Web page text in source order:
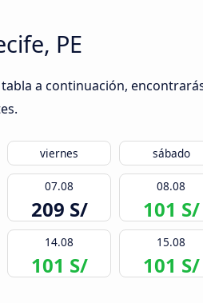
PE
tabla a continuación,
viernes sábado
07.08
209 S/
08.08
101 S/
14.08
101 S/
15.08
101 S/